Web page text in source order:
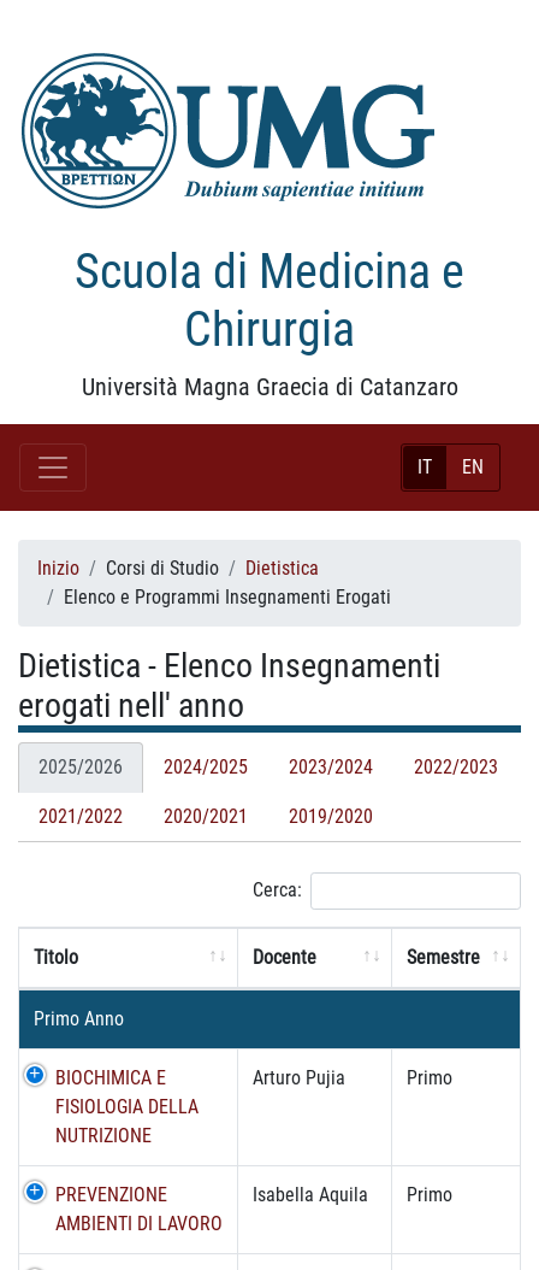
Scuola di Medicina e
Chirurgia
Università Magna Graecia di Catanzaro
IT EN
Inizio Corsi di Studio
Dietistica
Elenco e Programmi Insegnamenti Erogati
Dietistica - Elenco Insegnamenti
erogati nell' anno
2025/2026 2024/2025 2023/2024 2022/2023
2021/2022 2020/2021 2019/2020
Cerca:
Titolo Docente Semestre
Primo Anno
BIOCHIMICA E
FISIOLOGIA DELLA
NUTRIZIONE
Arturo Pujia Primo
PREVENZIONE
AMBIENTI DI LAVORO
Isabella Aquila Primo